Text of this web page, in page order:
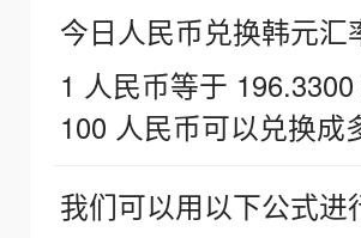
今日人民币兑换韩元汇
1 人民币等于
100 人民币可以兑换成
我们可以用以下公式进